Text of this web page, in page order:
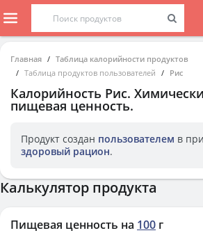
Главная
Таблица калорийности продуктов
Таблица продуктов пользователей
Рис
Калорийность Рис.
пищевая ценность.
Продукт создан пользователем в
здоровый рацион.
Калькулятор продукта
Пищевая ценность на 100 г